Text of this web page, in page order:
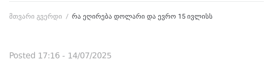
მთვარი გვერდი / რა ეღირება დოლარი და ევრო 15 ივლისს
Posted 17:16 - 14/07/2025